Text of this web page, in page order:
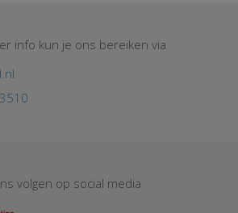
info kun je ons bereiken via
volgen op social media